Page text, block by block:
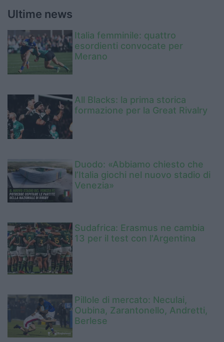
Ultime news
Italia femminile: quattro
esordienti convocate per
Merano
All Blacks: la prima storica
formazione per la Great Rivalry
Duodo: «Abbiamo chiesto che
l’Italia giochi nel nuovo stadio di
Venezia»
Sudafrica: Erasmus ne cambia
13 per il test con l'Argentina
Pillole di mercato: Neculai,
Oubina, Zarantonello, Andretti,
Berlese